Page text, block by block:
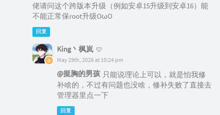
佬请问这个跨版本升级（例如安卓15升级到安卓16）能
不能正常保root升级OωO
回复
King丶枫岚
May 29th, 2026 at 10:24 pm
@挺胸的男孩 只能说理论上可以，就是怕我修
补啥的，不过有问题也没啥，修补失败了直接去
管理器里点一下
回复